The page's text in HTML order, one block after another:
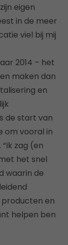
eigen
in de meer
viel bij mij
2014 – het
maken dan
en
de start van
om vooral in
zag (en
het snel
waarin de
en
helpen ben